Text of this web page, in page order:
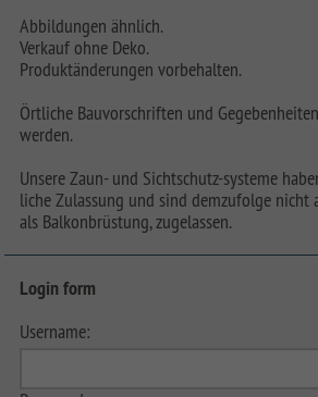
Abbildungen ähnlich.
Verkauf ohne Deko.
Produktänderungen vorbehalten.
Örtliche Bauvorschriften und
werden.
Unsere Zaun- und Sichtschutz-systeme
liche Zulassung und sind demzufolge nicht
als Balkonbrüstung, zugelassen.
Login form
Username: